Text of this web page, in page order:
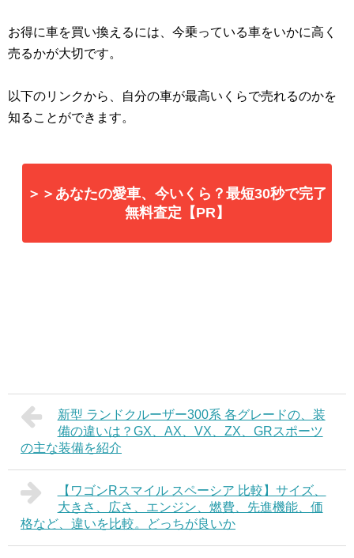
お得に車を買い換えるには、今乗っている車をいかに高く
売るかが大切です。
以下のリンクから、自分の車が最高いくらで売れるのかを
知ることができます。
＞＞あなたの愛車、今いくら？最短30秒で完了
無料査定【PR】
新型 ランドクルーザー300系 各グレードの、装
備の違いは？GX、AX、VX、ZX、GRスポーツ
の主な装備を紹介
【ワゴンRスマイル スペーシア 比較】サイズ、
大きさ、広さ、エンジン、燃費、先進機能、価
格など、違いを比較。どっちが良いか